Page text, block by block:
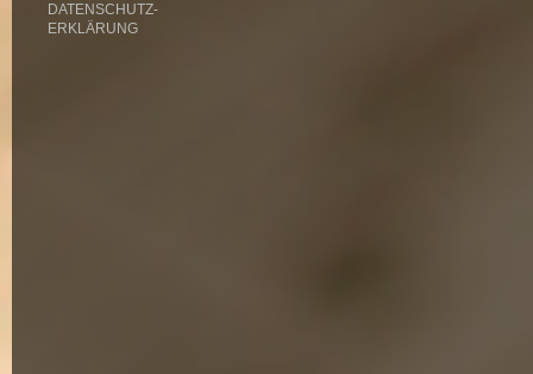
DATENSCHUTZ-
ERKLÄRUNG